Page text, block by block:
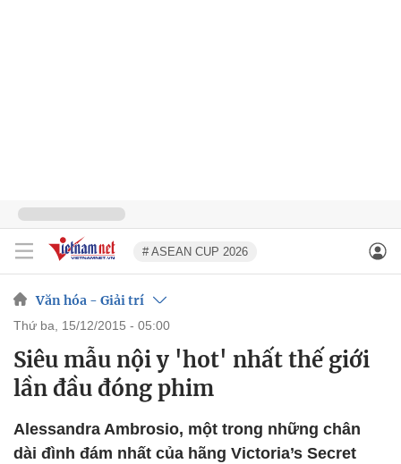
# ASEAN CUP 2026
Văn hóa - Giải trí
thứ ba, 15/12/2015 - 05:00
Siêu mẫu nội y 'hot' nhất thế giới
lần đầu đóng phim
Alessandra Ambrosio, một trong những chân
dài đình đám nhất của hãng Victoria’s Secret